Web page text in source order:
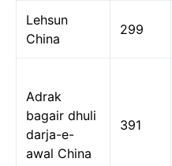
Lehsun
China
299
Adrak
bagair dhuli
darja-e-
awal China
391